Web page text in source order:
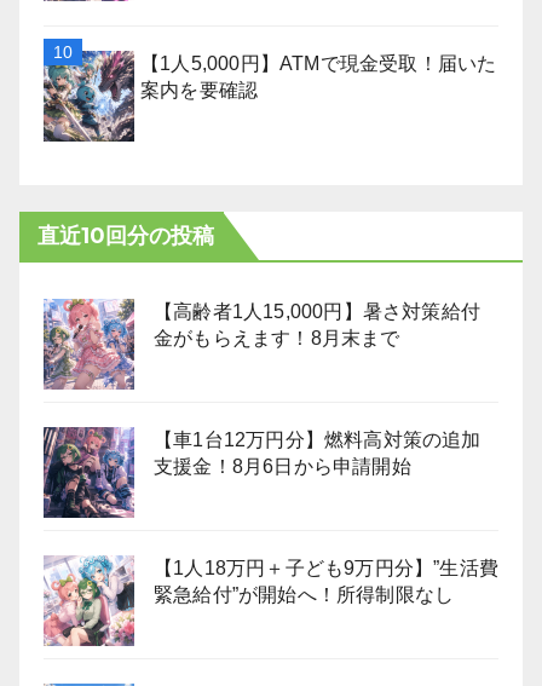
【1人5,000円】ATMで現金受取！届いた
案内を要確認
直近10回分の投稿
【高齢者1人15,000円】暑さ対策給付
金がもらえます！8月末まで
【車1台12万円分】燃料高対策の追加
支援金！8月6日から申請開始
【1人18万円＋子ども9万円分】”生活費
緊急給付”が開始へ！所得制限なし